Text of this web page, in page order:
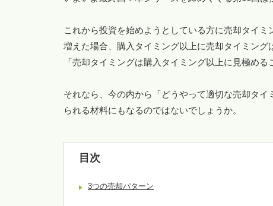
これから投資を始めようとしている方に売却タイ
増えた場合、購入タイミング以上に売却タイミング
「売却タイミングは購入タイミング以上に見極め
それなら、今の内から「どうやって適切な売却タ
られる材料にもなるのではないでしょうか。
目次
3つの売却パターン